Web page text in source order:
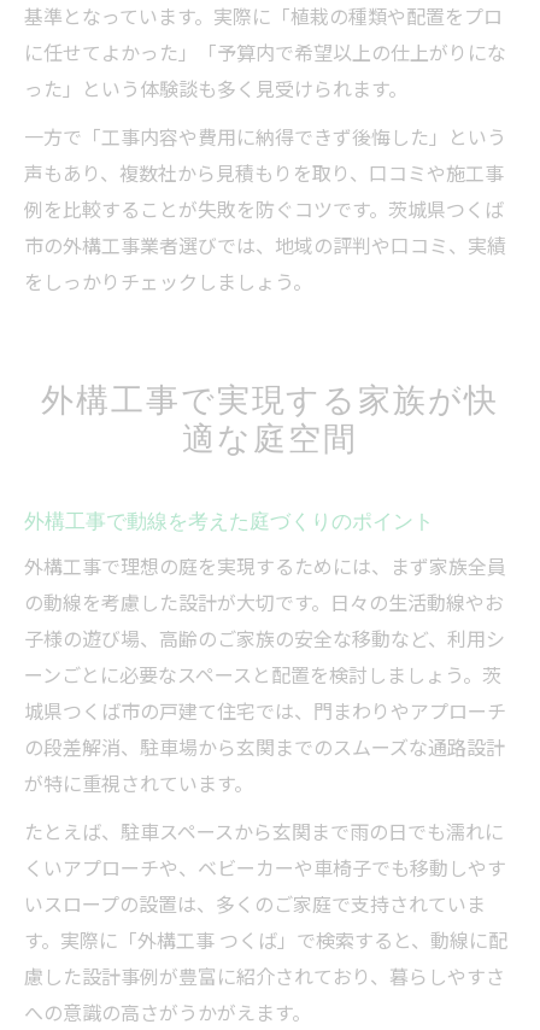
基準となっています。実際に「植栽の種類や配置をプロ
に任せてよかった」「予算内で希望以上の仕上がりにな
った」という体験談も多く見受けられます。
一方で「工事内容や費用に納得できず後悔した」という
声もあり、複数社から見積もりを取り、口コミや施工事
例を比較することが失敗を防ぐコツです。茨城県つくば
市の外構工事業者選びでは、地域の評判や口コミ、実績
をしっかりチェックしましょう。
外構工事で実現する家族が快
適な庭空間
外構工事で動線を考えた庭づくりのポイント
外構工事で理想の庭を実現するためには、まず家族全員
の動線を考慮した設計が大切です。日々の生活動線やお
子様の遊び場、高齢のご家族の安全な移動など、利用シ
ーンごとに必要なスペースと配置を検討しましょう。茨
城県つくば市の戸建て住宅では、門まわりやアプローチ
の段差解消、駐車場から玄関までのスムーズな通路設計
が特に重視されています。
たとえば、駐車スペースから玄関まで雨の日でも濡れに
くいアプローチや、ベビーカーや車椅子でも移動しやす
いスロープの設置は、多くのご家庭で支持されていま
す。実際に「外構工事 つくば」で検索すると、動線に配
慮した設計事例が豊富に紹介されており、暮らしやすさ
への意識の高さがうかがえます。